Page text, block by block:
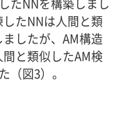
たNNを構築しまし
たNNは人間と類
したが、AM構造
と類似したAM検
（図3）。